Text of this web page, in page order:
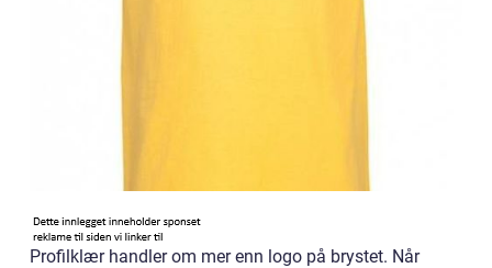
Profilklær handler om mer enn logo på brystet. Når